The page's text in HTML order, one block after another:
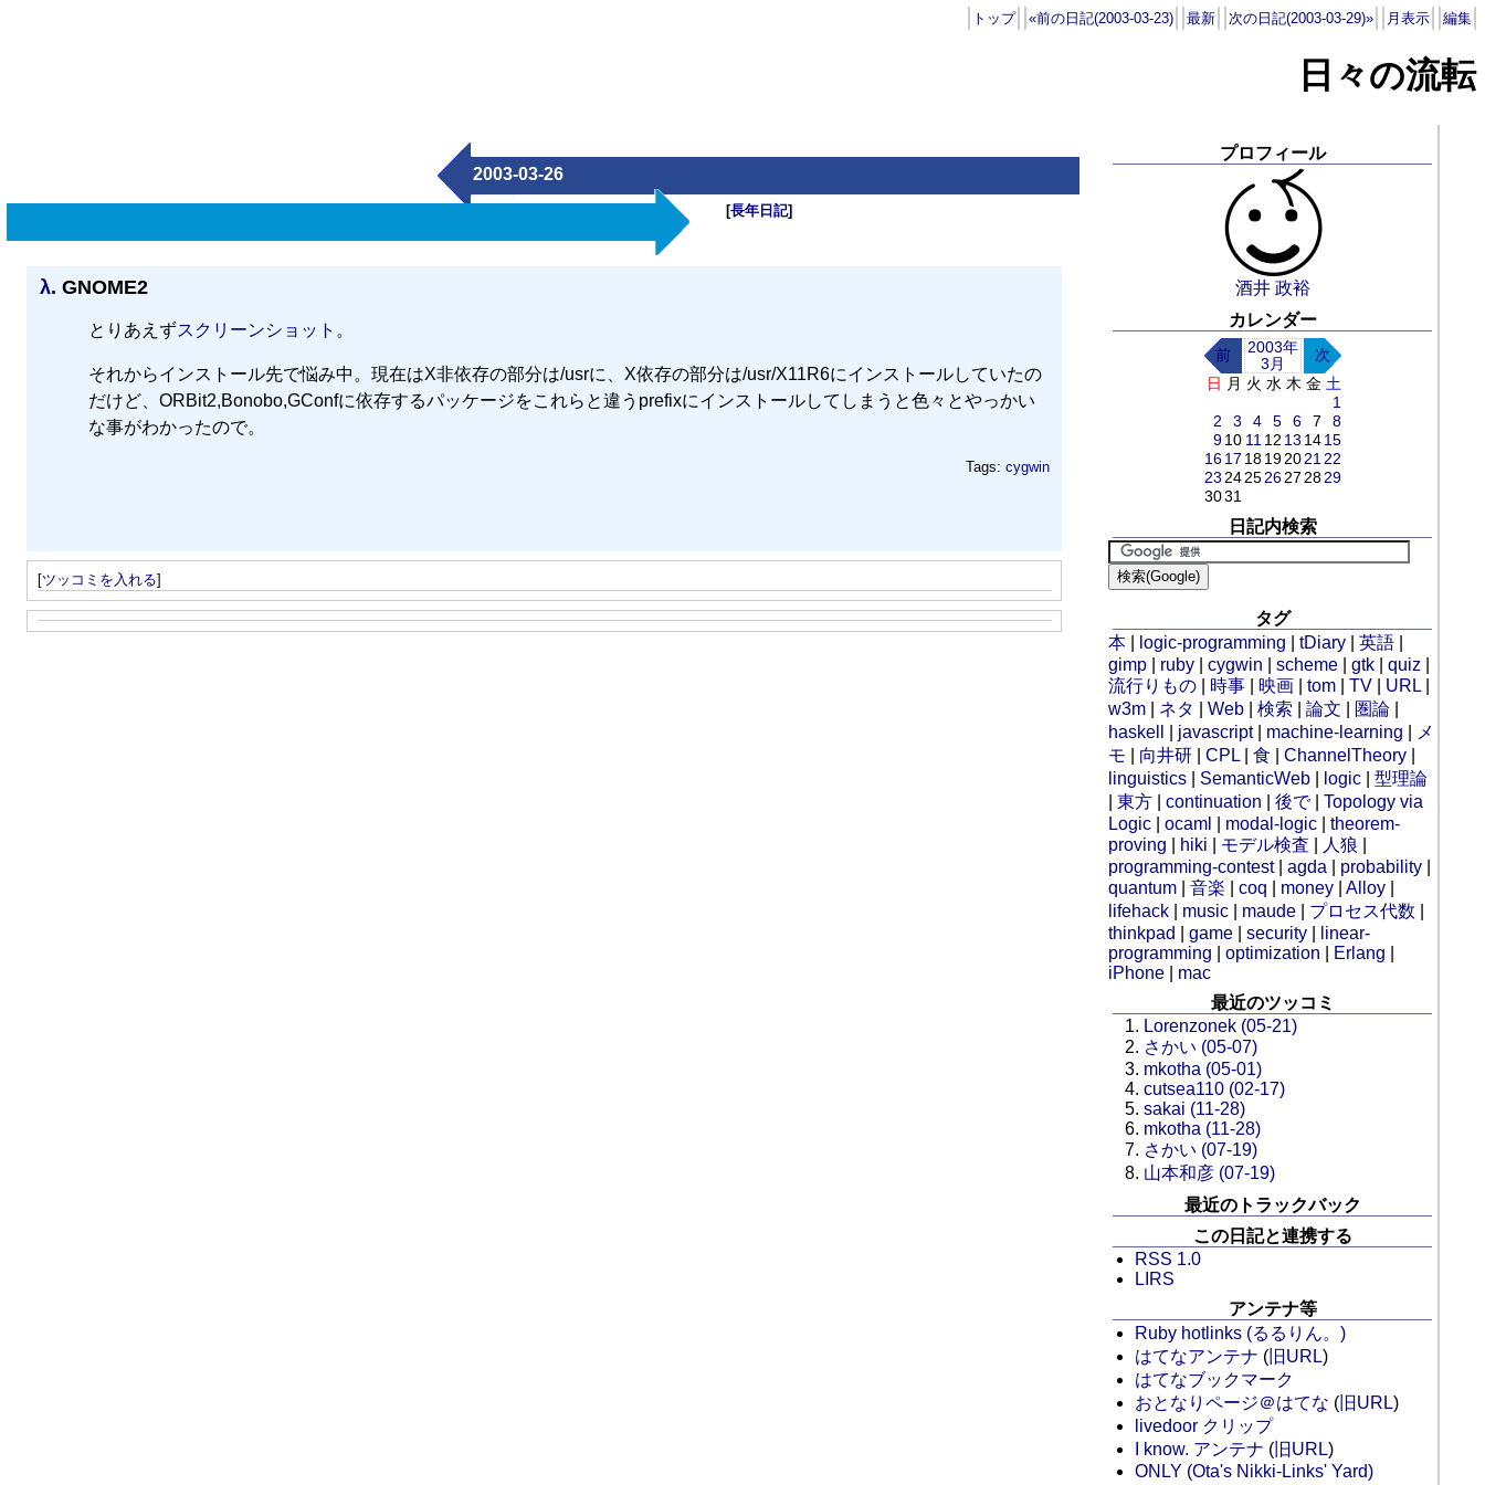
トップ «前の日記(2003-03-23) 最新 次の日記(2003-03-29)» 月表示 編集
日々の流転
2003-03-26
[長年日記]
λ. GNOME2
とりあえずスクリーンショット 。
それからインストール先で悩み中。現在はX非依存の部分は/usrに、X依存の部分は/usr/X11R6にインストールしていたの
だけど、ORBit2,Bonobo,GConfに依存するパッケージをこれらと違うprefixにインストールしてしまうと色々とやっかい
な事がわかったので。
Tags: cygwin
[ツッコミを入れる]
プロフィール
酒井 政裕
カレンダー
前
2003年
3月
次
日 月 火 水 木 金 土
1
2
3 4 5 6 7
8
9 10 11 12 13 14 15
16 17 18 19 20 21 22
23 24 25 26 27 28 29
3031
日記内検索
タグ
本
logic-programming |tDiary |英語
gimp
ruby |cygwin |scheme |gtk |quiz
流行りもの
時事 映画 |tom |TV URL
w3m
ネタ |Web |検索 |論文 圏論
haskell
javascript| machine-learning
メ
モ
向井研 |CPL |食 |ChannelTheory
linguistics
SemanticWeb logic |型理論
|東方 |continuation |後で|Topology via
Logic |ocaml modal-logic |theorem-
proving
hiki モデル検査 人狼
programming-contest|agda probability
quantum |音楽 |coq money |Alloy
lifehack
music maude プロセス代数
thinkpad
|game |security
linear-
programming |optimization Erlang
iPhone
mac
最近のツッコミ
Lorenzonek (05-21)
さかい (05-07)
mkotha (05-01)
cutsea110 (02-17)
sakai (11-28)
mkotha (11-28)
さかい (07-19)
山本和彦 (07-19)
最近のトラックバック
この日記と連携する
RSS 1.0
LIRS
アンテナ等
Ruby hotlinks (るるりん。)
はてなアンテナ ( 旧URL)
はてなブックマーク
おとなりページ＠はてな ( 旧URL)
livedoor クリップ
I know. アンテナ ( 旧URL)
ONLY (Ota's Nikki-Links' Yard)